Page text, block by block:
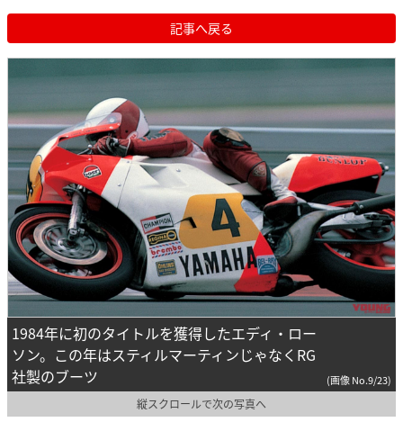
記事へ戻る
1984年に初のタイトルを獲得したエディ・ロー
ソン。この年はスティルマーティンじゃなくRG
社製のブーツ
(画像 No.9/23)
縦スクロールで次の写真へ